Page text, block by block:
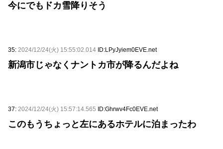
今にでもドカ雪降りそう
35: 2024/12/24(火) 15:55:02.014 ID:LPyJyiem0EVE.net
新潟市じゃなくナントカ市が降るんだよね
37: 2024/12/24(火) 15:57:14.565 ID:Ghrwv4Fc0EVE.net
このもうちょっと左にあるホテルに泊まったわ